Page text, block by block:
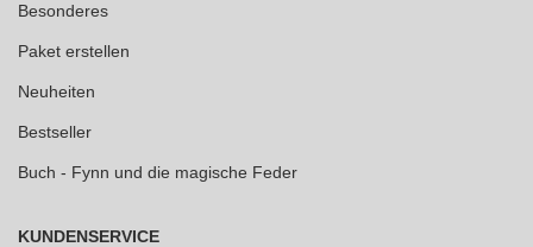
Besonderes
Paket erstellen
Neuheiten
Bestseller
Buch - Fynn und die magische Feder
KUNDENSERVICE